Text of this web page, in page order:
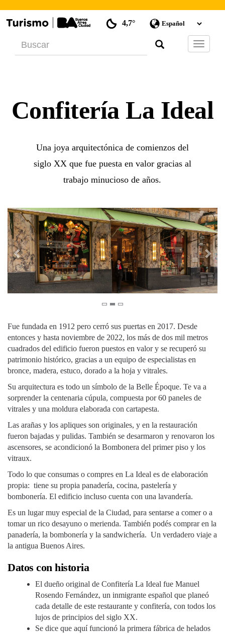
4,7°
Barra
de
Confitería La Ideal
Una joya arquitectónica de comienzos del
siglo XX que fue puesta en valor gracias al
trabajo minucioso de años.
Fue fundada en 1912 pero cerró sus puertas en 2017. Desde
entonces y hasta noviembre de 2022, los más de dos mil metros
cuadrados del edificio fueron puestos en valor y se recuperó su
patrimonio histórico, gracias a un equipo de especialistas en
bronce, madera, estuco, dorado a la hoja y vitrales.
Su arquitectura es todo un símbolo de la Belle Époque. Te va a
sorprender la centenaria cúpula, compuesta por 60 paneles de
vitrales y una moldura elaborada con cartapesta.
Las arañas y los apliques son originales, y en la restauración
fueron bajadas y pulidas. También se desarmaron y renovaron los
ascensores, se acondicionó la Bombonera del primer piso y los
vitraux.
Todo lo que consumas o compres en La Ideal es de elaboración
propia: tiene su propia panadería, cocina, pastelería y
bombonería. El edificio incluso cuenta con una lavandería.
Es un lugar muy especial de la Ciudad, para sentarse a comer o a
tomar un rico desayuno o merienda. También podés comprar en la
panadería, la bombonería y la sandwichería. Un verdadero viaje a
la antigua Buenos Aires.
Datos con historia
El dueño original de Confitería La Ideal fue Manuel
Rosendo Fernández, un inmigrante español que planeó
cada detalle de este restaurante y confitería, con todos los
lujos de principios del siglo XX.
Se dice que aquí funcionó la primera fábrica de helados